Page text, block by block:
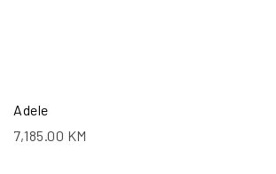
Adele
7,185.00 KM